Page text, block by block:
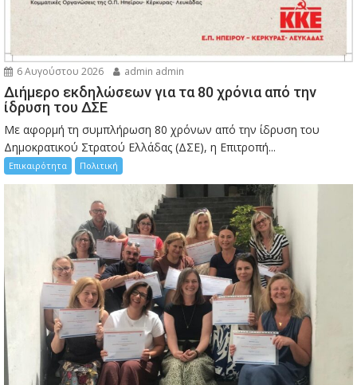
6 Αυγούστου 2026 admin admin
Διήμερο εκδηλώσεων για τα 80 χρόνια από την
ίδρυση του ΔΣΕ
Με αφορμή τη συμπλήρωση 80 χρόνων από την ίδρυση του
Δημοκρατικού Στρατού Ελλάδας (ΔΣΕ), η Επιτροπή...
Επικαιρότητα Πολιτική